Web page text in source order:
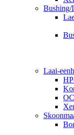
Bushing/
Laai-